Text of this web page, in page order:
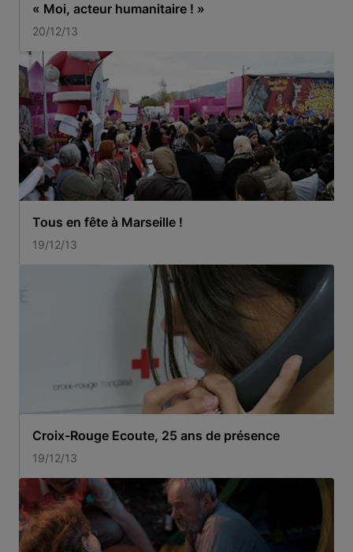
« Moi, acteur humanitaire ! »
20/12/13
Tous en fête à Marseille !
19/12/13
Croix-Rouge Ecoute, 25 ans de présence
19/12/13